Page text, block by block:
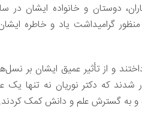
دوستان و خانواده ایشان در
گرامیداشت یاد و خاطره
و از تأثیر عمیق ایشان بر
که دکتر نوریان نه تنها یک
و به گسترش علم و دانش کمک کردند.